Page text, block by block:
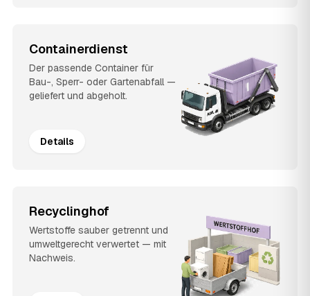
Containerdienst
Der passende Container für
Bau-, Sperr- oder Gartenabfall —
geliefert und abgeholt.
Details
Recyclinghof
Wertstoffe sauber getrennt und
umweltgerecht verwertet — mit
Nachweis.